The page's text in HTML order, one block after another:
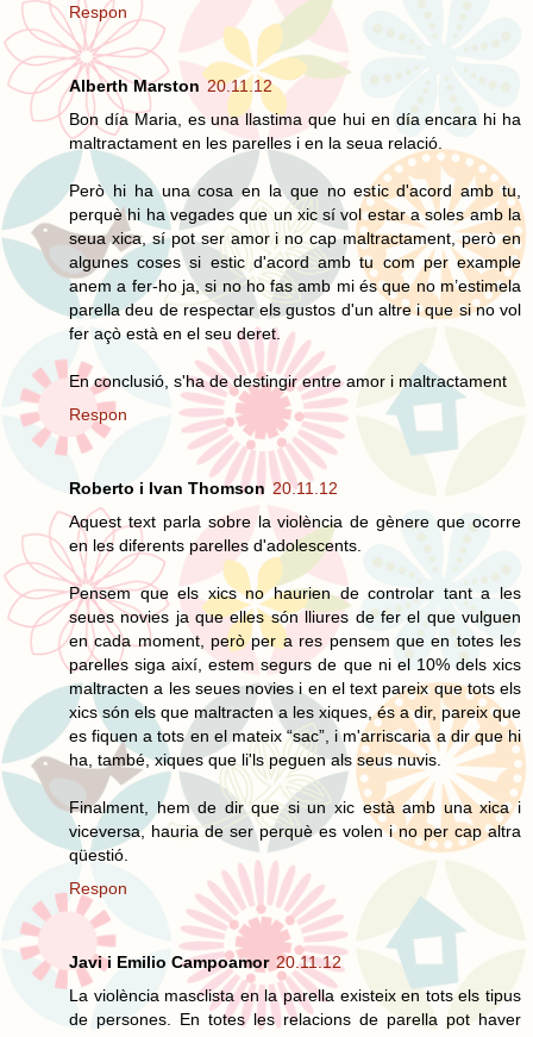
Respon
Alberth Marston 20.11.12
Bon día Maria, es una llastima que hui en día encara hi ha
maltractament en les parelles i en la seua relació.
Però hi ha una cosa en la que no estic d'acord amb tu,
perquè hi ha vegades que un xic sí vol estar a soles amb la
seua xica, sí pot ser amor i no cap maltractament, però en
algunes coses si estic d'acord amb tu com per example
anem a fer-ho ja, si no ho fas amb mi és que no m’estimela
parella deu de respectar els gustos d'un altre i que si no vol
fer açò està en el seu deret.
En conclusió, s'ha de destingir entre amor i maltractament
Respon
Roberto i Ivan Thomson 20.11.12
Aquest text parla sobre la violència de gènere que ocorre
en les diferents parelles d'adolescents.
Pensem que els xics no haurien de controlar tant a les
seues novies ja que elles són lliures de fer el que vulguen
en cada moment, però per a res pensem que en totes les
parelles siga així, estem segurs de que ni el 10% dels xics
maltracten a les seues novies i en el text pareix que tots els
xics són els que maltracten a les xiques, és a dir, pareix que
es fiquen a tots en el mateix “sac”, i m'arriscaria a dir que hi
ha, també, xiques que li'ls peguen als seus nuvis.
Finalment, hem de dir que si un xic està amb una xica i
viceversa, hauria de ser perquè es volen i no per cap altra
qüestió.
Respon
Javi i Emilio Campoamor 20.11.12
La violència masclista en la parella existeix en tots els tipus
de persones. En totes les relacions de parella pot haver